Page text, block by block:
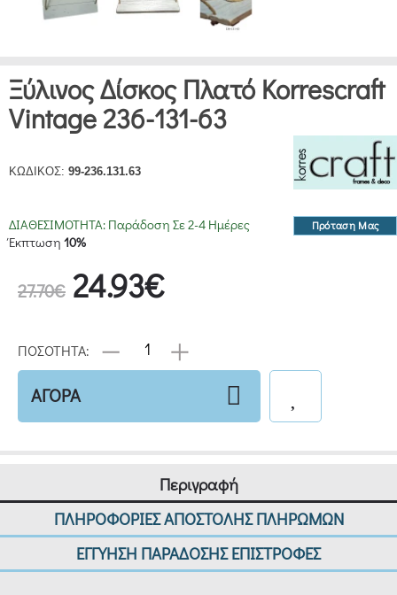
Ξύλινος Δίσκος Πλατό Korrescraft
Vintage 236-131-63
ΚΩΔΙΚΟΣ: 99-236.131.63
Πρόταση Μας
ΔΙΑΘΕΣΙΜΟΤΗΤΑ: Παράδοση Σε 2-4 Ημέρες
Έκπτωση 10%
27.70€ 24.93€
ΠΟΣΟΤΗΤΑ:
ΑΓΟΡΑ
Περιγραφή
ΠΛΗΡΟΦΟΡΙΕΣ ΑΠΟΣΤΟΛΗΣ ΠΛΗΡΩΜΩΝ
ΕΓΓΥΗΣΗ ΠΑΡΑΔΟΣΗΣ ΕΠΙΣΤΡΟΦΕΣ